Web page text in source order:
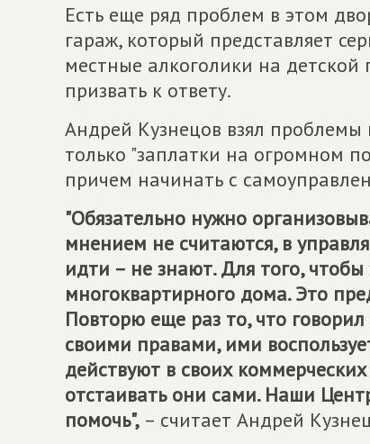
Есть еще ряд проблем в этом
гараж, который представляет
местные алкоголики на
призвать к ответу.
Андрей Кузнецов взял
только "заплатки на огромном
причем начинать с
"Обязательно нужно
мнением не считаются, в
идти – не знают. Для того, чтобы
многоквартирного дома. Это
Повторю еще раз то, что
своими правами, ими
действуют в своих
отстаивать они сами. Наши
помочь", – считает Андрей